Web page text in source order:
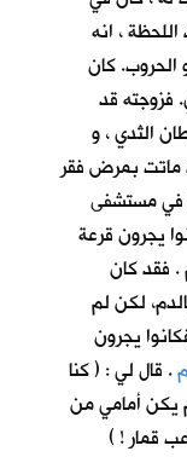
، انه
الحروب. كان
قد
الثدي ، و
ماتت بمرض فقر
في مستشفى
يجرون قرعة
. فقد كان
لكن لم
يجرون
. قال لي : ( كنا
يكن أمامي من
قمار ! )